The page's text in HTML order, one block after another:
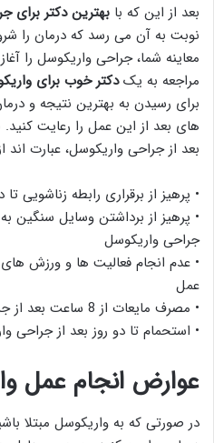
بعد از این که با بهترین دکتر برای
نوبت به آن می رسد که درمان را
معاینه شما، جراحی واریکوسل را
مراجعه به یکدکتر خوب برای
برای رسیدن به بهترین نتیجه و
های بعد از این عمل را رعایت
بعد از جراحی واریکوسل، عبارت اند
• پرهیز از برقراری رابطه زناشویی
• پرهیز از برداشتن وسایل سنگین
جراحی واریکوسل
• عدم انجام فعالیت ها و ورزش
عمل
• مصرف مایعات از 8 ساعت بعد از جراحی
• استحمام تا دو روز بعد از جراحی
عوارض انجام عمل
در صورتی که به واریکوسل مبتلا